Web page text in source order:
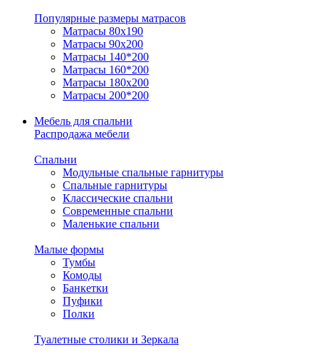
Популярные размеры матрасов
Матрасы 80x190
Матрасы 90x200
Матрасы 140*200
Матрасы 160*200
Матрасы 180x200
Матрасы 200*200
Мебель для спальни
Распродажа мебели
Спальни
Модульные спальные гарнитуры
Спальные гарнитуры
Классические спальни
Современные спальни
Маленькие спальни
Малые формы
Тумбы
Комоды
Банкетки
Пуфики
Полки
Туалетные столики и Зеркала